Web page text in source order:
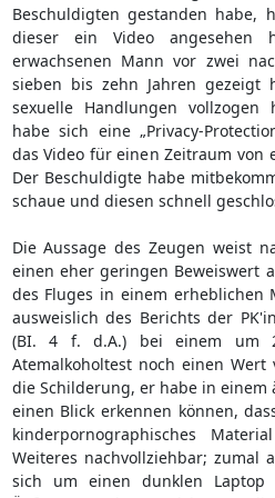
Beschuldigten gestanden habe,
dieser ein Video angesehen
erwachsenen Mann vor zwei
sieben bis zehn Jahren gezeigt
sexuelle Handlungen
habe sich eine „Privacy-
das Video für einen Zeitraum von
Der Beschuldigte habe
schaue und diesen schnell
Die Aussage des Zeugen weist
einen eher geringen Beweiswert
des Fluges in einem erheblichen
ausweislich des Berichts der
(BI. 4 f. d.A.) bei einem um
Atemalkoholtest noch einen
die Schilderung, er habe in
einen Blick erkennen können,
kinderpornographisches
Weiteres nachvollziehbar; zumal
sich um einen dunklen